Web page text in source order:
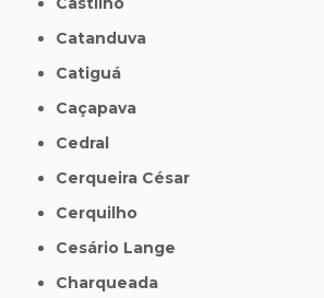
Catanduva
Catiguá
Caçapava
Cedral
Cerqueira César
Cerquilho
Cesário Lange
Charqueada